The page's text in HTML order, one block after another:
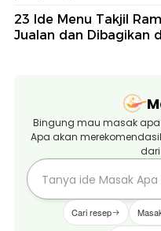
23 Ide Menu Takjil
Jualan dan Dibagikan
Bingung mau masak
Apa akan
dari
Cari resep